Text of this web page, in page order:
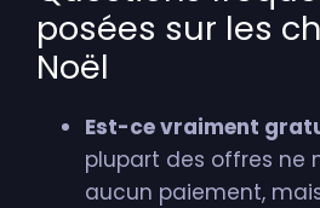
posées sur les
Noël
Est-ce vraiment
plupart des offres ne
aucun paiement,